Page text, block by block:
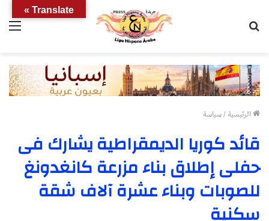
الرئيسية/سياسة
قائد كوريا الديمقراطية يشارك فى
حفلى إطلاق بناء مزرعة كانغدونغ
للصوبات وبناء عشرة آلاف شقة
سكنية
Translate »